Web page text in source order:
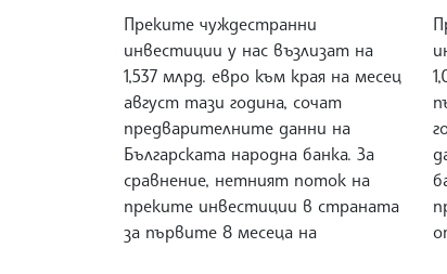
Преките чуждестранни
инвестиции у нас възлизат на
1,537 млрд. евро към края на месец
август тази година, сочат
предварителните данни на
Българската народна банка. За
сравнение, нетният поток на
преките инвестиции в страната
за първите 8 месеца на